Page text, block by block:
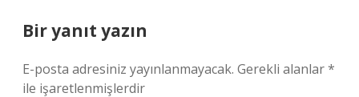
Bir yanıt yazın
E-posta adresiniz yayınlanmayacak. Gerekli alanlar*
ile işaretlenmişlerdir